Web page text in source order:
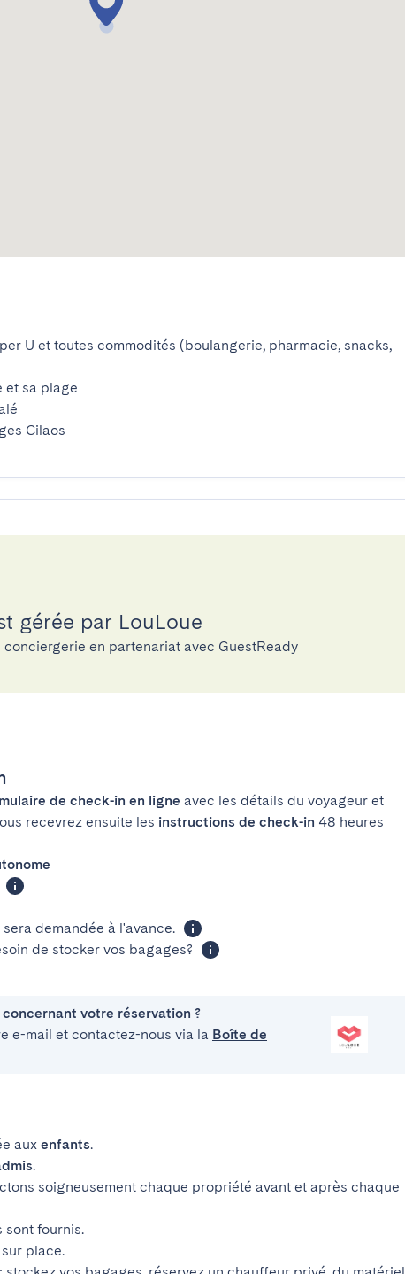
U et toutes commodités (boulangerie, pharmacie, snacks,
et sa plage
Cilaos
gérée par LouLoue
en partenariat avec GuestReady
de check-in en ligne avec les détails du voyageur et
recevrez ensuite les instructions de check-in 48 heures
demandée à l'avance.
de stocker vos bagages?
votre réservation ?
e-mail et contactez-nous via la Boîte de
aux enfants.
.
soigneusement chaque propriété avant et après chaque
sont fournis.
place.